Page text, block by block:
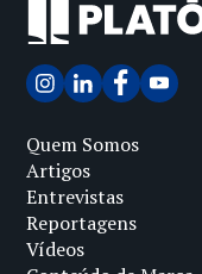
Quem Somos
Artigos
Entrevistas
Reportagens
Vídeos